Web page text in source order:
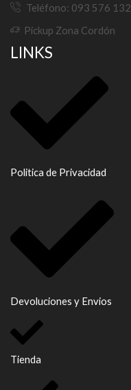
Teléfono: 093 576 132
Pickup Zona Cordón
LINKS
Politica de Privacidad
Devoluciones y Envios
Tienda